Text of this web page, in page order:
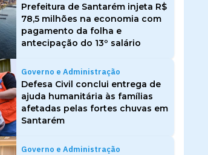
Prefeitura de Santarém injeta R$
78,5 milhões na economia com
pagamento da folha e
antecipação do 13º salário
Governo e Administração
Defesa Civil conclui entrega de
ajuda humanitária às famílias
afetadas pelas fortes chuvas em
Santarém
Governo e Administração